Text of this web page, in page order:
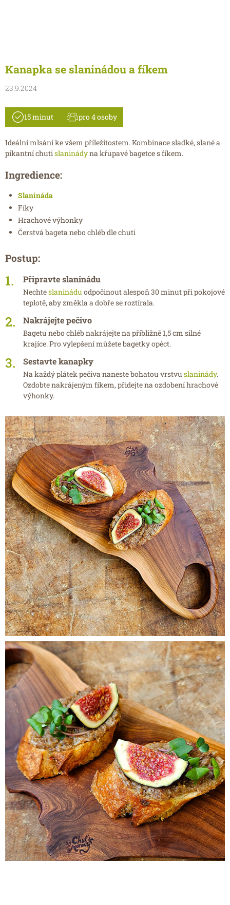
Kanapka se slaninádou a fíkem
23.9.2024
15 minut pro 4 osoby
Ideální mlsání ke všem příležitostem. Kombinace sladké, slané a
pikantní chutislaninádyna křupavé bagetce s fíkem.
Ingredience:
Slanináda
Fíky
Hrachové výhonky
Čerstvá bageta nebo chléb dle chuti
Postup:
Připravte slaninádu
Nechteslaninádu odpočinout alespoň 30 minut při pokojové
teplotě, aby změkla a dobře se roztírala.
Nakrájejte pečivo
Bagetu nebo chléb nakrájejte na přibližně 1,5 cm silné
krajíce. Pro vylepšení můžete bagetky opéct.
Sestavte kanapky
Na každý plátek pečiva naneste bohatou vrstvu slaninády.
Ozdobte nakrájeným fíkem, přidejte na ozdobení hrachové
výhonky.